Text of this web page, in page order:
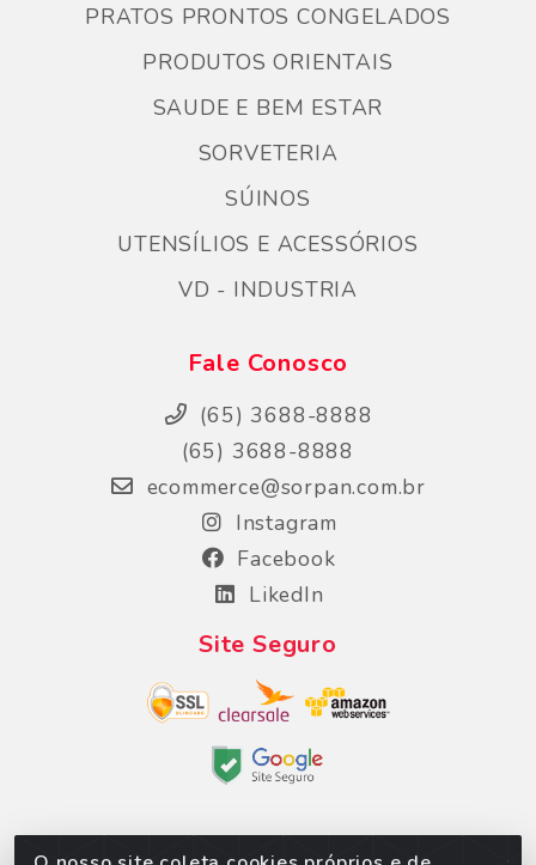
PRATOS PRONTOS CONGELADOS
PRODUTOS ORIENTAIS
SAUDE E BEM ESTAR
SORVETERIA
SÚINOS
UTENSÍLIOS E ACESSÓRIOS
VD - INDUSTRIA
Fale Conosco
(65) 3688-8888
(65) 3688-8888
ecommerce@sorpan.com.br
Instagram
Facebook
LikedIn
Site Seguro